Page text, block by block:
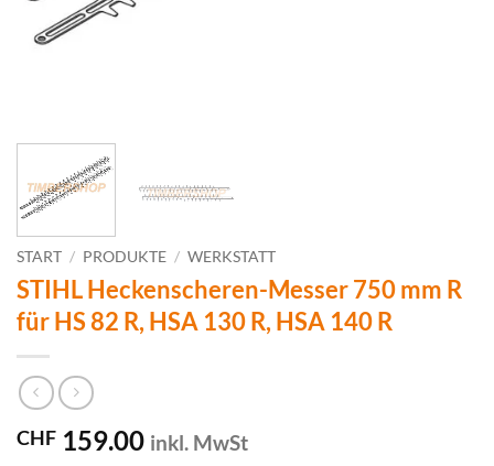
START / PRODUKTE / WERKSTATT
STIHL Heckenscheren-Messer 750 mm R
für HS 82 R, HSA 130 R, HSA 140 R
CHF 159.00 inkl. MwSt